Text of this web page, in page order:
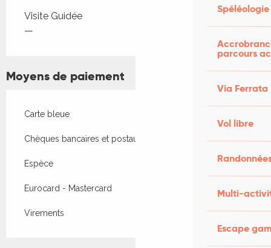
Spéléologie
parcours
Via Ferrata
Vol libre
Multi-
Escape
Tarifs 2026
Visite Guidée
—
Moyens de paiement
Carte bleue
Chèques bancaires et postaux
Espèce
Eurocard - Mastercard
Virements